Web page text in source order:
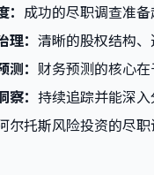
成功的尽职调查准
： 清晰的股权结构
： 财务预测的核心
： 持续追踪并能深
尔托斯风险投资的尽